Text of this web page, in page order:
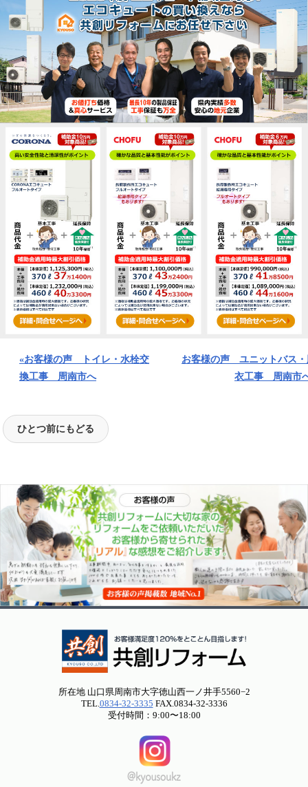
«お客様の声 トイレ・水栓交
換工事 周南市へ
お客様の声 ユニットバス・
衣工事 周南市
所在地 山口県周南市大字徳山西一ノ井手5560−2
TEL.0834-32-3335 FAX.0834-32-3336
受付時間：9:00〜18:00